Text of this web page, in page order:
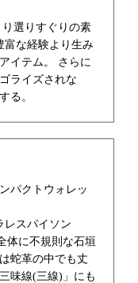
り選りすぐりの素
富な経験より生み
イテム。 さらに
ライズされな
る。
パクトウォレッ
レスパイソン
体に不規則な石垣
蛇革の中でも丈
味線(三線)」にも